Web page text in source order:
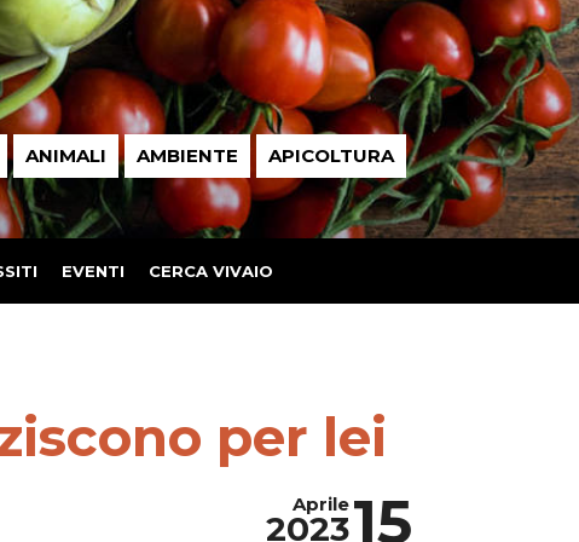
ANIMALI AMBIENTE APICOLTURA
EVENTI CERCA VIVAIO
per lei
15
Aprile
2023